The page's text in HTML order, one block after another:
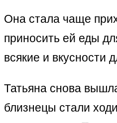
Она стала чаще
приносить ей еды
всякие и вкусности
Татьяна снова
близнецы стали